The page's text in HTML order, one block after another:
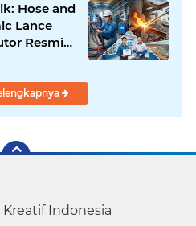
Hose and
Lance
Resmi
Kreatif Indonesia